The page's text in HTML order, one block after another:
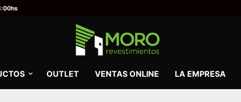
OUTLET VENTAS ONLINE LA EMPRESA